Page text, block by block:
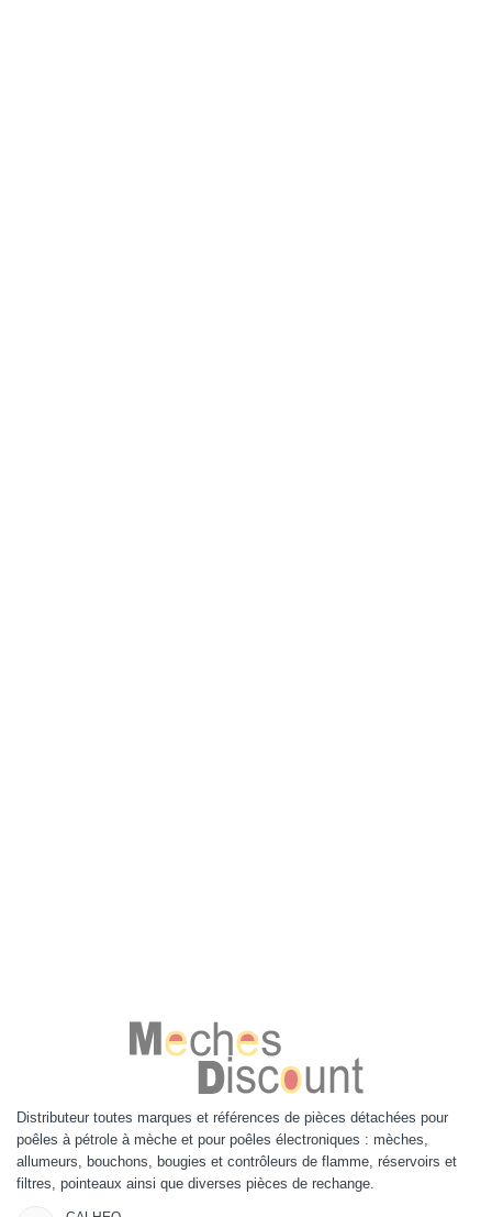
Distributeur toutes marques et références de pièces détachées pour
poêles à pétrole à mèche et pour poêles électroniques : mèches,
allumeurs, bouchons, bougies et contrôleurs de flamme, réservoirs et
filtres, pointeaux ainsi que diverses pièces de rechange.